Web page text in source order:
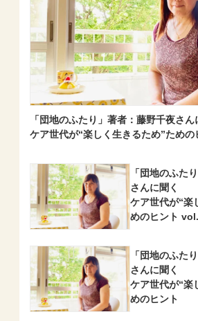
「団地のふたり」著者：藤野千夜さん
ケア世代が“楽しく生きるため”ため
「団地のふた
さんに聞く
ケア世代が“楽
めのヒント
「団地のふた
さんに聞く
ケア世代が“楽
めのヒント